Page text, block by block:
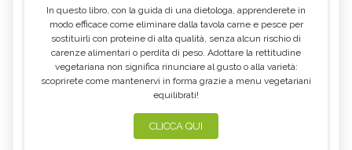
In questo libro, con la guida di una dietologa, apprenderete in
modo efficace come eliminare dalla tavola carne e pesce per
sostituirli con proteine di alta qualità, senza alcun rischio di
carenze alimentari o perdita di peso. Adottare la rettitudine
vegetariana non significa rinunciare al gusto o alla varietà:
scoprirete come mantenervi in forma grazie a menu vegetariani
equilibrati!
CLICCA QUI